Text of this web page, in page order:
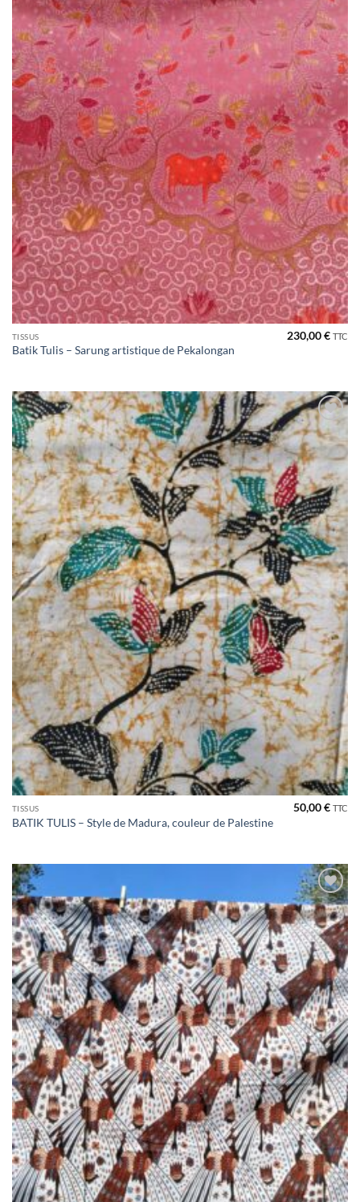
TISSUS
Batik Tulis – Sarung artistique de Pekalongan
230,00€ TTC
Ajouter
à la liste
de
souhaits
TISSUS
BATIK TULIS – Style de Madura, couleur de Palestine
50,00€ TTC
Ajouter
à la liste
de
souhaits